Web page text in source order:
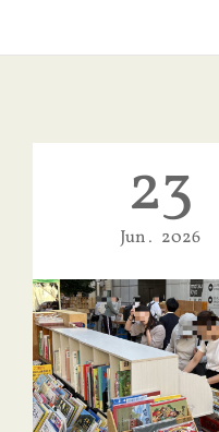
23
Jun 2026